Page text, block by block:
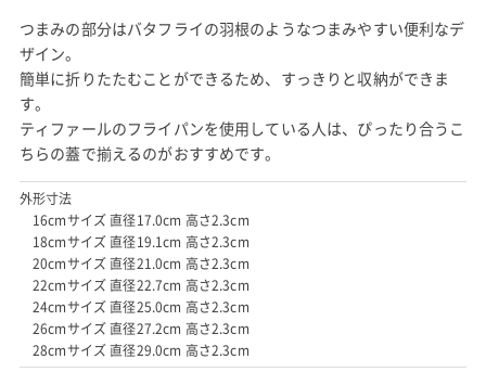
つまみの部分はバタフライの羽根のようなつまみやすい便利なデ
ザイン。
簡単に折りたたむことができるため、すっきりと収納ができま
す。
ティファールのフライパンを使用している人は、ぴったり合うこ
ちらの蓋で揃えるのがおすすめです。
外形寸法
16cmサイズ 直径17.0cm 高さ2.3cm
18cmサイズ 直径19.1cm 高さ2.3cm
20cmサイズ 直径21.0cm 高さ2.3cm
22cmサイズ 直径22.7cm 高さ2.3cm
24cmサイズ 直径25.0cm 高さ2.3cm
26cmサイズ 直径27.2cm 高さ2.3cm
28cmサイズ 直径29.0cm 高さ2.3cm